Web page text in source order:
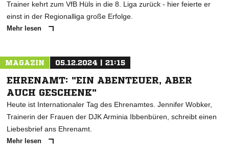
Mit 67 will es Manfred Wölpper noch mal wissen. Der langjährige
Mehr lesen
MAGAZIN 05.12.2024 | 21:15
EHRENAMT: "EIN ABENTEUER, ABER